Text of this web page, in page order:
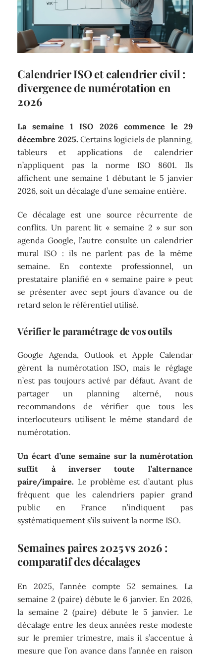
Calendrier ISO et calendrier civil :
divergence de numérotation en
2026
La semaine 1 ISO 2026 commence le 29
décembre 2025. Certains logiciels de planning,
tableurs et applications de calendrier
n’appliquent pas la norme ISO 8601. Ils
affichent une semaine 1 débutant le 5 janvier
2026, soit un décalage d’une semaine entière.
Ce décalage est une source récurrente de
conflits. Un parent lit « semaine 2 » sur son
agenda Google, l’autre consulte un calendrier
mural ISO : ils ne parlent pas de la même
semaine. En contexte professionnel, un
prestataire planifié en « semaine paire » peut
se présenter avec sept jours d’avance ou de
retard selon le référentiel utilisé.
Vérifier le paramétrage de vos outils
Google Agenda, Outlook et Apple Calendar
gèrent la numérotation ISO, mais le réglage
n’est pas toujours activé par défaut. Avant de
partager un planning alterné, nous
recommandons de vérifier que tous les
interlocuteurs utilisent le même standard de
numérotation.
Un écart d’une semaine sur la numérotation
suffit à inverser toute l’alternance
paire/impaire. Le problème est d’autant plus
fréquent que les calendriers papier grand
public en France n’indiquent pas
systématiquement s’ils suivent la norme ISO.
Semaines paires 2025 vs 2026 :
comparatif des décalages
En 2025, l’année compte 52 semaines. La
semaine 2 (paire) débute le 6 janvier. En 2026,
la semaine 2 (paire) débute le 5 janvier. Le
décalage entre les deux années reste modeste
sur le premier trimestre, mais il s’accentue à
mesure que l’on avance dans l’année en raison